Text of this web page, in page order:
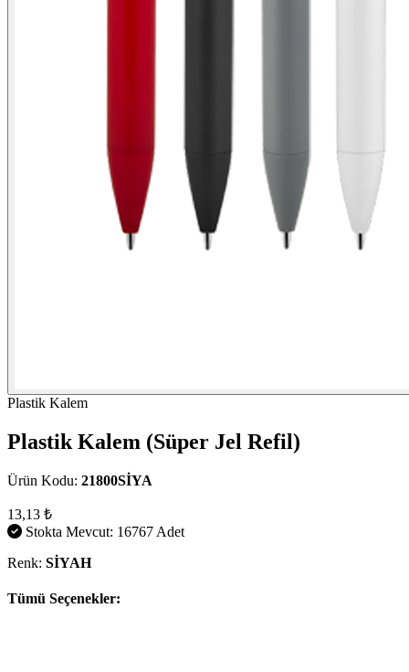
Plastik Kalem
Plastik Kalem (Süper Jel Refil)
Ürün Kodu: 21800SİYA
13,13 ₺
Stokta Mevcut: 16767 Adet
Renk: SİYAH
Tümü Seçenekler: